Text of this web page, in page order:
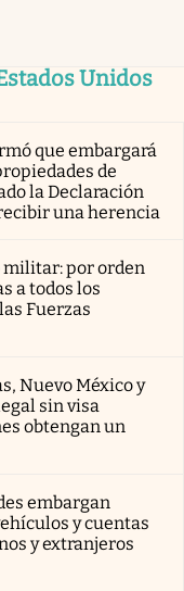
Unidos
que embargará
de
la Declaración
una herencia
militar: por orden
a todos los
Fuerzas
Nuevo México y
sin visa
obtengan un
embargan
y cuentas
y extranjeros